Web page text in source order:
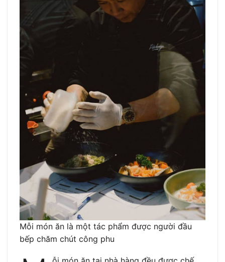
Mỗi món ăn là một tác phẩm được người đầu
bếp chăm chút công phu